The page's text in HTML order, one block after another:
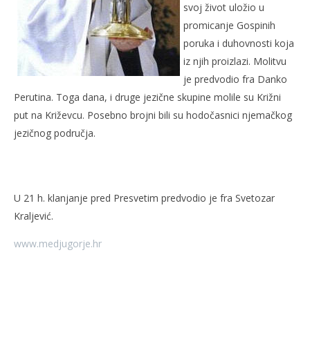
svoj život uložio u
promicanje Gospinih
poruka i duhovnosti koja
iz njih proizlazi. Molitvu
je predvodio fra Danko
Perutina. Toga dana, i druge jezične skupine molile su Križni
put na Križevcu. Posebno brojni bili su hodočasnici njemačkog
jezičnog područja.
U 21 h. klanjanje pred Presvetim predvodio je fra Svetozar
Kraljević.
www.medjugorje.hr